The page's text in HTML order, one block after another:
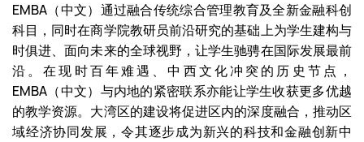
EMBA（中文）通过融合传统综合管理教育及全新金融科创
科目，同时在商学院教研员前沿研究的基础上为学生建构与
时俱进、面向未来的全球视野，让学生驰骋在国际发展最前
沿。在现时百年难遇、中西文化冲突的历史节点，
EMBA（中文）与内地的紧密联系亦能让学生收获更多优越
的教学资源。大湾区的建设将促进区内的深度融合，推动区
域经济协同发展，令其逐步成为新兴的科技和金融创新中